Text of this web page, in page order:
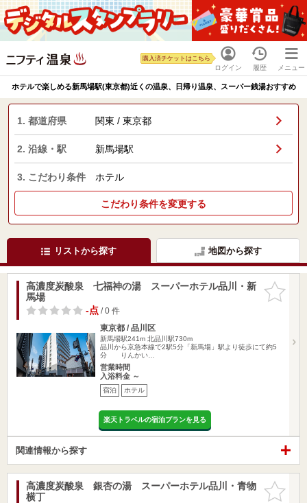
ログイン
購入済チケットはこちら
履歴 メニュー
ホテルで楽しめる新馬場駅(東京都)近くの温泉、日帰り温泉、スーパー銭湯おすすめ
1. 都道府県 関東 / 東京都
2. 沿線・駅 新馬場駅
3. こだわり条件 ホテル
こだわり条件を変更する
リストから探す 地図から探す
お気に入
りに追加
高濃度炭酸泉 七福神の湯 スーパーホテル品川・新
馬場
-点/ 0 件
東京都 / 品川区
新馬場駅241m 北品川駅730m
品川から京急本線で2駅5分「新馬場」駅より徒歩にて約5
分 りんかい…
営業時間
入浴料金 ～
宿泊 ホテル
楽天トラベルの宿泊プランを見る
関連情報から探す
お気に入
りに追加
高濃度炭酸泉 銀杏の湯 スーパーホテル品川・青物
横丁